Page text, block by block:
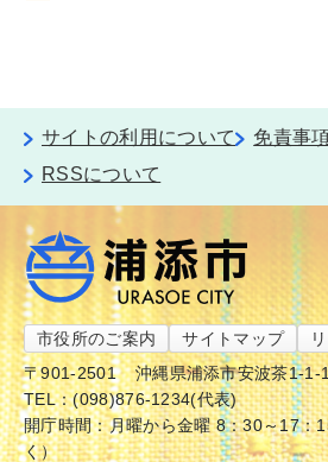
サイトの利用について 免責事
RSSについて
市役所のご案内 サイトマップ
〒901-2501
沖縄県浦添市安波茶1-1-
TEL：(098)876-1234(代表)
開庁時間：月曜から金曜 8：30～17：
く）